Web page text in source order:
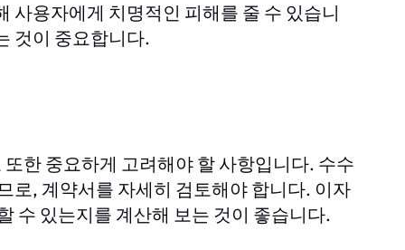
사용자에게 치명적인 피해를 줄 수 있습니
것이 중요합니다.
한 중요하게 고려해야 할 사항입니다. 수수
로, 계약서를 자세히 검토해야 합니다. 이자
수 있는지를 계산해 보는 것이 좋습니다.